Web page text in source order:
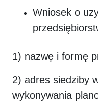
Wniosek o
1) nazwę i formę
2) adres siedziby
wykonywania